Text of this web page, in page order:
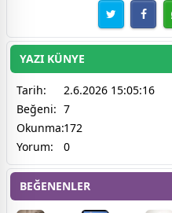
YAZI KÜNYE
Tarih:
2.6.2026 15:05:16
Beğeni: 7
Okunma:172
Yorum:
0
BEĞENENLER